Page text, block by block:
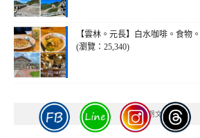
【雲林。元長】白水咖啡。食物
(瀏覽：25,340)
近期文章